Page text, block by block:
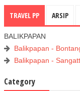
TRAVEL PP ARSIP
BALIKPAPAN
Balikpapan -
Balikpapan -
Category